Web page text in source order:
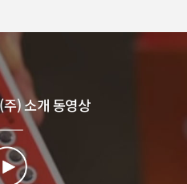
) 소개 동영상